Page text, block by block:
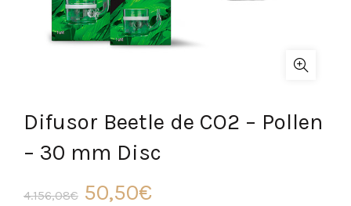
Difusor Beetle de CO2 – Pollen
– 30 mm Disc
4.156,08€ El
50,50€